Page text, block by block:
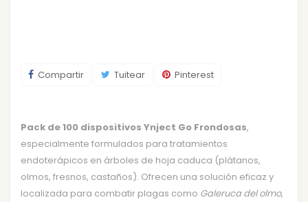
Compartir Tuitear Pinterest
Pack de 100 dispositivos Ynject Go Frondosas,
especialmente formulados para tratamientos
endoterápicos en árboles de hoja caduca (plátanos,
olmos, fresnos, castaños). Ofrecen una solución eficaz y
localizada para combatir plagas como Galeruca del olmo,